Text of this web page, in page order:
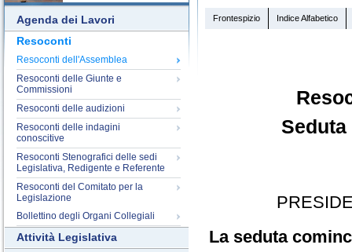
Agenda dei Lavori
Resoconti
Resoconti dell'Assemblea
Resoconti delle Giunte e
Commissioni
Resoconti delle audizioni
Resoconti delle indagini
conoscitive
Resoconti Stenografici delle sedi
Legislativa, Redigente e Referente
Resoconti del Comitato per la
Legislazione
Bollettino degli Organi Collegiali
Attività Legislativa
Frontespizio Indice Alfabetico
Seduta
La seduta